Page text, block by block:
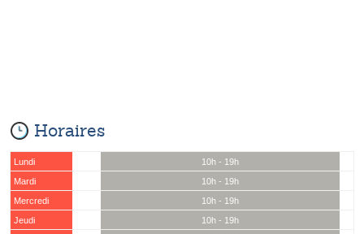
Horaires
Lundi
10h - 19h
Mardi
10h - 19h
Mercredi
10h - 19h
Jeudi
10h - 19h